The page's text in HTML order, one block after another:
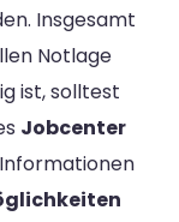
Insgesamt
Notlage
ist, solltest
Jobcenter